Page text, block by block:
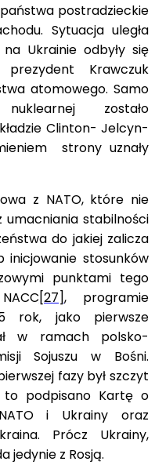
postradzieckie
Sytuacja uległa
Ukrainie odbyły się
Krawczuk
atomowego. Samo
zostało
Clinton- Jelcyn-
strony uznały
z NATO, które nie
umacniania stabilności
do jakiej zalicza
stosunków
punktami tego
[27], programie
rok, jako pierwsze
w ramach polsko-
Sojuszu w Bośni.
fazy był szczyt
to podpisano Kartę o
i Ukrainy oraz
Prócz Ukrainy,
jedynie z Rosją.